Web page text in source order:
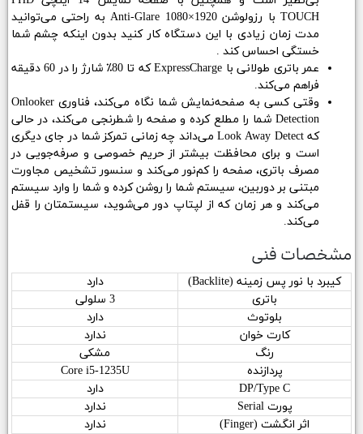
TOUCH با رزولوشن 1920×1080 Anti-Glare به راحتی می‌توانید
مدت زمان زیادی با این دستگاه کار کنید بدون اینکه چشم شما
خستگی احساس کند .
عمر باتری طولانی با ExpressCharge که تا 80٪ شارژ را در 60 دقیقه
فراهم می‌کند.
وقتی کسی به صفحه‌نمایش شما نگاه می‌کند، فناوری Onlooker
Detection شما را مطلع کرده و صفحه را شطرنجی می‌کند، در حالی
که Look Away Detect می‌داند چه زمانی تمرکز شما در جای دیگری
است و برای محافظت بیشتر از حریم خصوصی و صرفه‌جویی در
مصرف باتری، صفحه را کم‌نور می‌کند و سنسور تشخیص مجاورت
مبتنی بر دوربین، سیستم شما را روشن کرده و شما را وارد سیستم
می‌کند و هر زمان که از لپتاپ دور می‌شوید، سیستمتان را قفل
می‌کند.
مشخصات فنی
دارد
کیبرد با نور پس زمینه (Backlite)
3 سلولی
باتری
دارد
بلوتوث
ندارد
کارت خوان
مشکی
رنگ
Core i5-1235U
پردازنده
دارد
DP/Type C
ندارد
پورت Serial
ندارد
اثر انگشت (Finger)